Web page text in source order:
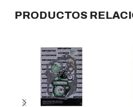
PRODUCTOS